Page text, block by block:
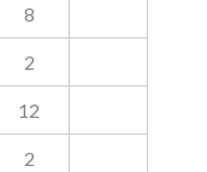
8
2
12
2